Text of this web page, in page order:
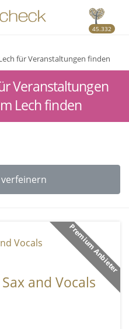
45.332
für Veranstaltungen finden
Veranstaltungen
Lech finden
verfeinern
Premium Anbieter
and Vocals